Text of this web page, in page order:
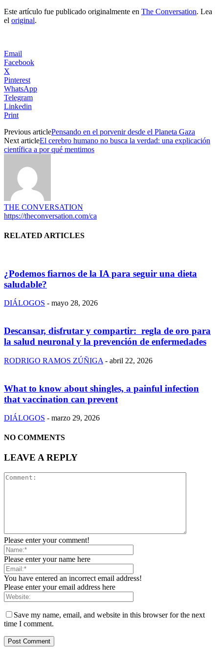
Este artículo fue publicado originalmente en The Conversation. Lea
el original.
Email
Facebook
X
Pinterest
WhatsApp
Telegram
Linkedin
Print
Previous articlePensando en el porvenir desde el Planeta Gaza
Next articleEl cerebro humano no busca la verdad: una explicación
científica a por qué mentimos
THE CONVERSATION
https://theconversation.com/ca
RELATED ARTICLES
¿Podemos fiarnos de la IA para seguir una dieta
saludable?
DIÁLOGOS - mayo 28, 2026
Descansar, disfrutar y compartir: regla de oro para
la salud neuronal y la prevención de enfermedades
RODRIGO RAMOS ZÚÑIGA - abril 22, 2026
What to know about shingles, a painful infection
that vaccination can prevent
DIÁLOGOS - marzo 29, 2026
NO COMMENTS
LEAVE A REPLY
Please enter your comment!
Please enter your name here
You have entered an incorrect email address!
Please enter your email address here
Save my name, email, and website in this browser for the next
time I comment.